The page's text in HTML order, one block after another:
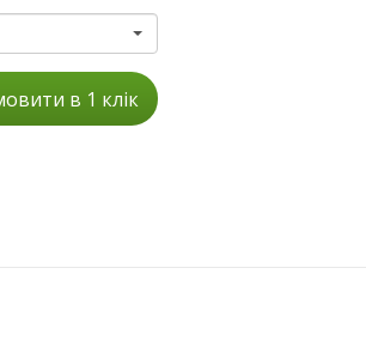
в 1 клік